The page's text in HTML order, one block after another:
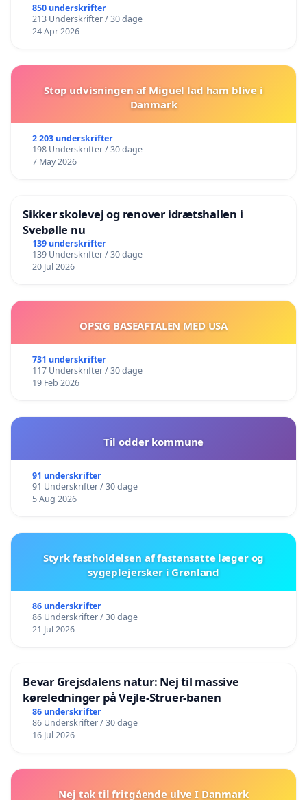
850 underskrifter
213 Underskrifter / 30 dage
24 Apr 2026
Stop udvisningen af Miguel lad ham blive i
Danmark
2 203 underskrifter
198 Underskrifter / 30 dage
7 May 2026
Sikker skolevej og renover idrætshallen i
Svebølle nu
139 underskrifter
139 Underskrifter / 30 dage
20 Jul 2026
OPSIG BASEAFTALEN MED USA
731 underskrifter
117 Underskrifter / 30 dage
19 Feb 2026
Til odder kommune
91 underskrifter
91 Underskrifter / 30 dage
5 Aug 2026
Styrk fastholdelsen af fastansatte læger og
sygeplejersker i Grønland
86 underskrifter
86 Underskrifter / 30 dage
21 Jul 2026
Bevar Grejsdalens natur: Nej til massive
køreledninger på Vejle-Struer-banen
86 underskrifter
86 Underskrifter / 30 dage
16 Jul 2026
Nej tak til fritgående ulve I Danmark